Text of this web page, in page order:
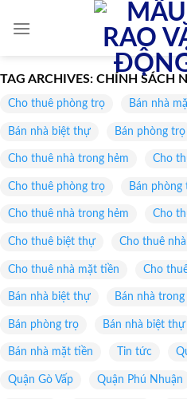
TAG ARCHIVES: CHÍNH SÁCH
Cho thuê phòng trọ Bán nhà
Bán nhà biệt thự Bán phòng trọ
Cho thuê nhà trong hẻm Cho
Cho thuê phòng trọ Bán phòng
Cho thuê nhà trong hẻm Cho
Cho thuê biệt thự Cho thuê
Cho thuê nhà mặt tiền Cho
Bán nhà biệt thự Bán nhà trong
Bán phòng trọ Bán nhà biệt thự
Bán nhà mặt tiền Tin tức
Quận Gò Vấp Quận Phú Nhuận